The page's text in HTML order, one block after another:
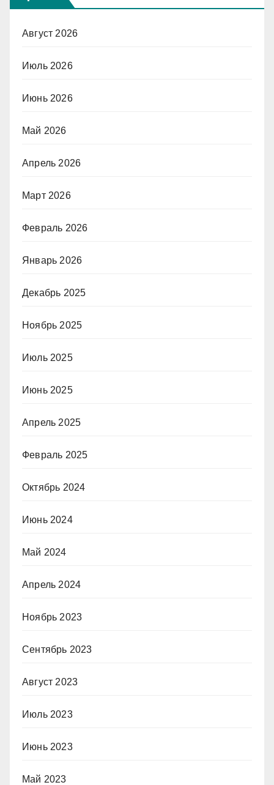
Август 2026
Июль 2026
Июнь 2026
Май 2026
Апрель 2026
Март 2026
Февраль 2026
Январь 2026
Декабрь 2025
Ноябрь 2025
Июль 2025
Июнь 2025
Апрель 2025
Февраль 2025
Октябрь 2024
Июнь 2024
Май 2024
Апрель 2024
Ноябрь 2023
Сентябрь 2023
Август 2023
Июль 2023
Июнь 2023
Май 2023